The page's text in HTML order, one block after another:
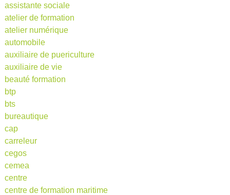
assistante sociale
atelier de formation
atelier numérique
automobile
auxiliaire de puericulture
auxiliaire de vie
beauté formation
btp
bts
bureautique
cap
carreleur
cegos
cemea
centre
centre de formation maritime